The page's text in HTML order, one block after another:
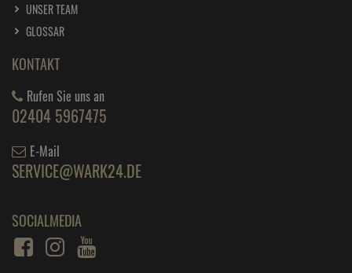
UNSER TEAM
GLOSSAR
KONTAKT
Rufen Sie uns an
02404 5967475
E-Mail
SERVICE@WARK24.DE
SOCIALMEDIA